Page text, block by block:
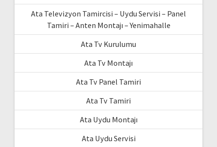
Ata Televizyon Tamircisi – Uydu Servisi – Panel
Tamiri – Anten Montajı – Yenimahalle
Ata Tv Kurulumu
Ata Tv Montajı
Ata Tv Panel Tamiri
Ata Tv Tamiri
Ata Uydu Montajı
Ata Uydu Servisi